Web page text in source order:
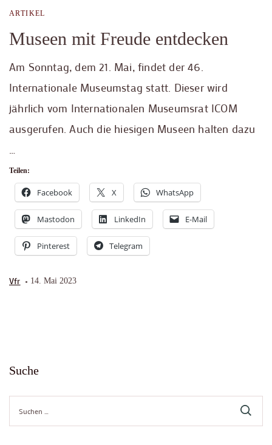
ARTIKEL
Museen mit Freude entdecken
Am Sonntag, dem 21. Mai, findet der 46.
Internationale Museumstag statt. Dieser wird
jährlich vom Internationalen Museumsrat ICOM
ausgerufen. Auch die hiesigen Museen halten dazu
…
Teilen:
Facebook X WhatsApp
Mastodon LinkedIn E-Mail
Pinterest Telegram
Vfr 14. Mai 2023
Suche
nach: